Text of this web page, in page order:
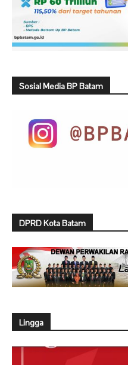
Sosial Media BP Batam
DPRD Kota Batam
Lingga